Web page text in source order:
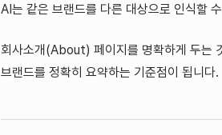
AI는 같은 브랜드를 다른 대상으로 인식할
회사소개(About) 페이지를 명확하게 두는
브랜드를 정확히 요약하는 기준점이 됩니다.